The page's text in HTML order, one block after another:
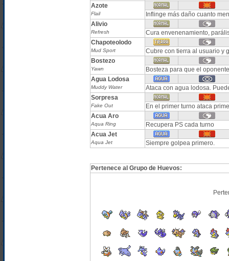
Azote
Flail
Inflinge más daño cuanto
Alivio
Refresh
Cura envenenamiento,
Chapoteolodo
Mud Sport
Cubre con tierra al usuario y
Bostezo
Yawn
Bosteza para que el
Agua Lodosa
Muddy Water
Ataca con agua lodosa.
Sorpresa
Fake Out
En el primer turno ataca
Acua Aro
Aqua Ring
Recupera PS cada turno
Acua Jet
Aqua Jet Siempre golpea primero.
Pertenece al Grupo de Huevos: